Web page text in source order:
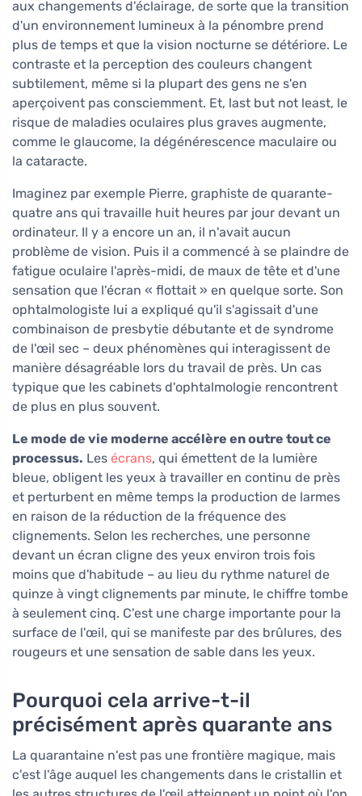
aux changements d'éclairage, de sorte que la transition
d'un environnement lumineux à la pénombre prend
plus de temps et que la vision nocturne se détériore. Le
contraste et la perception des couleurs changent
subtilement, même si la plupart des gens ne s'en
aperçoivent pas consciemment. Et, last but not least, le
risque de maladies oculaires plus graves augmente,
comme le glaucome, la dégénérescence maculaire ou
la cataracte.
Imaginez par exemple Pierre, graphiste de quarante-
quatre ans qui travaille huit heures par jour devant un
ordinateur. Il y a encore un an, il n'avait aucun
problème de vision. Puis il a commencé à se plaindre de
fatigue oculaire l'après-midi, de maux de tête et d'une
sensation que l'écran « flottait » en quelque sorte. Son
ophtalmologiste lui a expliqué qu'il s'agissait d'une
combinaison de presbytie débutante et de syndrome
de l'œil sec – deux phénomènes qui interagissent de
manière désagréable lors du travail de près. Un cas
typique que les cabinets d'ophtalmologie rencontrent
de plus en plus souvent.
Le mode de vie moderne accélère en outre tout ce
processus. Les écrans, qui émettent de la lumière
bleue, obligent les yeux à travailler en continu de près
et perturbent en même temps la production de larmes
en raison de la réduction de la fréquence des
clignements. Selon les recherches, une personne
devant un écran cligne des yeux environ trois fois
moins que d'habitude – au lieu du rythme naturel de
quinze à vingt clignements par minute, le chiffre tombe
à seulement cinq. C'est une charge importante pour la
surface de l'œil, qui se manifeste par des brûlures, des
rougeurs et une sensation de sable dans les yeux.
Pourquoi cela arrive-t-il
précisément après quarante ans
La quarantaine n'est pas une frontière magique, mais
c'est l'âge auquel les changements dans le cristallin et